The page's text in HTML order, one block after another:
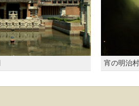
宵の明治